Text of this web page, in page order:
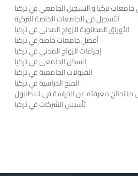
جامعات تركيا و التسجيل الجامعي في تركيا
التسجيل في الجامعات الخاصة التركية
الأوراق المطلوبة للزواج المدني في تركيا
أفضل جامعات خاصة في تركيا
إجراءات الزواج المدني في تركيا
السكن الجامعي في تركيا
القبولات الجامعية في تركيا
المنح الدراسية في تركيا
ما تحتاج معرفته عن الدراسة في اسطنبول
تأسيس الشركات في تركيا